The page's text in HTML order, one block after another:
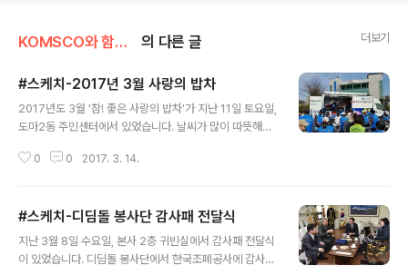
KOMSCO와 함께/사회공헌 의 다른 글 더보기
#스케치-2017년 3월 사랑의 밥차
2017년도 3월 '참! 좋은 사랑의 밥차'가 지난 11일 토요일,
도마2동 주민센터에서 있었습니다. 날씨가 많이 따뜻해져
마2동 주민센터 주차장에서 밥차가 진행됩니다. 2017년
어서 감사했습니다^^ 밥차 때마다 정기적으로 참여하는 가
족봉사단, 기술해외이사 산하 나눔 113 봉사자, 직원 소개
로 함께 참여하는 이웃, 아이 봉사자들이 하나로 어루어져
0 0 2017. 3. 14.
#스케치-디딤돌 봉사단 감사패 전달식
지난 3월 8일 수요일, 본사 2층 귀빈실에서 감사패 전달식
이 있었습니다. 디딤돌 봉사단에서 한국조폐공사에 감사패